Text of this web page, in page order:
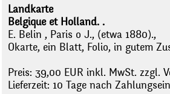
Landkarte
Belgique et Holland. .
E. Belin , Paris o J., (etwa 1880).,
Okarte, ein Blatt, Folio, in gutem
Preis: 39,00 EUR inkl. MwSt. zzgl.
Lieferzeit: 10 Tage nach